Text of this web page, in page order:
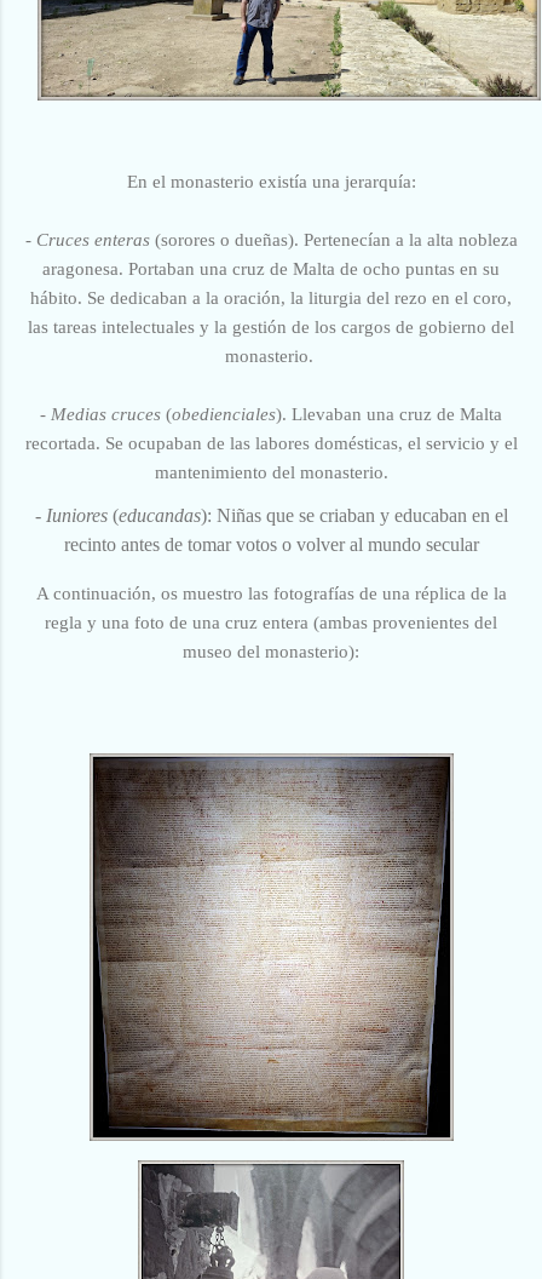
En el monasterio existía una jerarquía:
- Cruces enteras(sorores o dueñas). Pertenecían a la alta nobleza
aragonesa. Portaban una cruz de Malta de ocho puntas en su
hábito. Se dedicaban a la oración, la liturgia del rezo en el coro,
las tareas intelectuales y la gestión de los cargos de gobierno del
monasterio.
- Medias cruces (obedienciales). Llevaban una cruz de Malta
recortada. Se ocupaban de las labores domésticas, el servicio y el
mantenimiento del monasterio.
- Iuniores (educandas): Niñas que se criaban y educaban en el
recinto antes de tomar votos o volver al mundo secular
A continuación, os muestro las fotografías de una réplica de la
regla y una foto de una cruz entera (ambas provenientes del
museo del monasterio):